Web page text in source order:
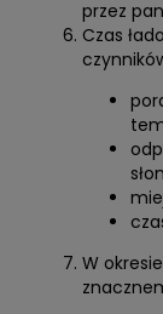
przez
Czas
W